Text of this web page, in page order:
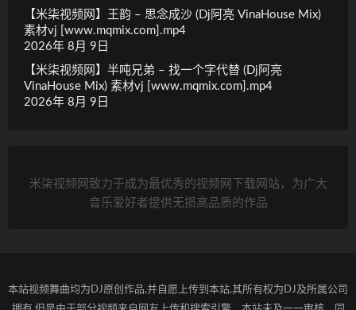
【米柒视频网】王韵 – 思念成沙 (Dj阿亮 VinaHouse Mix)
素材vj [www.mqmix.com].mp4
2026年 8月 9日
【米柒视频网】半吨兄弟 – 找一个字代替 (Dj阿亮
VinaHouse Mix) 素材vj [www.mqmix.com].mp4
2026年 8月 9日
米柒视频网致力于成为最优秀的视频网下载网站，为广大
音乐爱好者提供无损高品质的作品
本站视频舞曲均为DJ原创作品,并自愿上传到本站,其所有权为DJ及所属公司